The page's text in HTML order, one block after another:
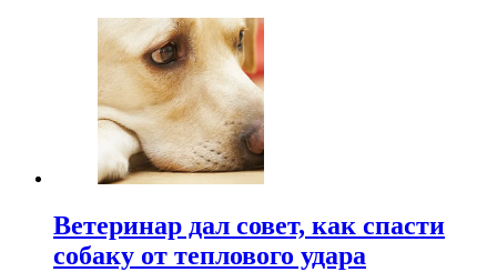
Ветеринар дал совет, как спасти
собаку от теплового удара